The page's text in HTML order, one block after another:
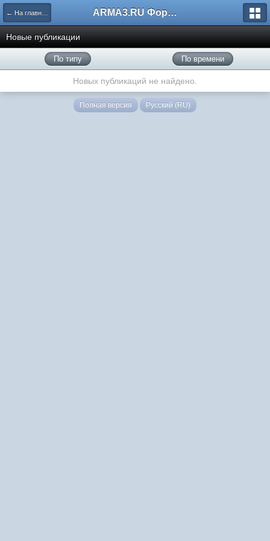
← На главную ARMA3.RU Форум
Новые публикации
По типу По времени
Новых публикаций не найдено.
Полная версия Русский (RU)